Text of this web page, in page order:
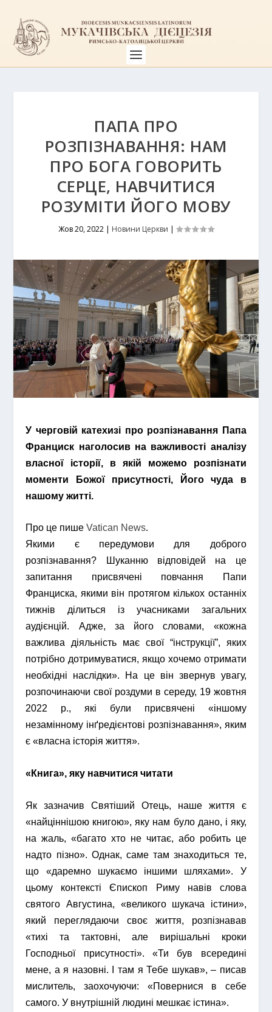
ПАПА ПРО
РОЗПІЗНАВАННЯ: НАМ
ПРО БОГА ГОВОРИТЬ
СЕРЦЕ, НАВЧИТИСЯ
РОЗУМІТИ ЙОГО МОВУ
Жов 20, 2022 | Новини Церкви |
У черговій катехизі про розпізнавання Папа
Франциск наголосив на важливості аналізу
власної історії, в якій можемо розпізнати
моменти Божої присутності, Його чуда в
нашому житті.
Про це пишеVatican News.
Якими є передумови для доброго
розпізнавання? Шуканню відповідей на це
запитання присвячені повчання Папи
Франциска, якими він протягом кількох останніх
тижнів ділиться із учасниками загальних
аудієнцій. Адже, за його словами, «кожна
важлива діяльність має свої “інструкції”, яких
потрібно дотримуватися, якщо хочемо отримати
необхідні наслідки». На це він звернув увагу,
розпочинаючи свої роздуми в середу, 19 жовтня
2022 р., які були присвячені «іншому
незамінному інґредієнтові розпізнавання», яким
є «власна історія життя».
«Книга», яку навчитися читати
Як зазначив Святіший Отець, наше життя є
«найціннішою книгою», яку нам було дано, і яку,
на жаль, «багато хто не читає, або робить це
надто пізно». Однак, саме там знаходиться те,
що «даремно шукаємо іншими шляхами». У
цьому контексті Єпископ Риму навів слова
святого Августина, «великого шукача істини»,
який переглядаючи своє життя, розпізнавав
«тихі та тактовні, але вирішальні кроки
Господньої присутності». «Ти був всередині
мене, а я назовні. І там я Тебе шукав», – писав
мислитель, заохочуючи: «Повернися в себе
самого. У внутрішній людині мешкає істина».